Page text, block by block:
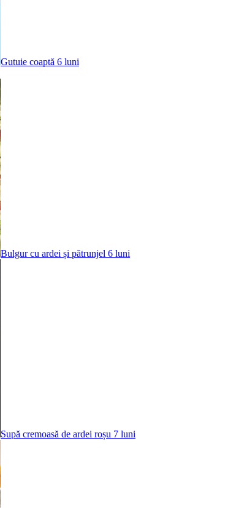
Gutuie coaptă 6 luni
Bulgur cu ardei și pătrunjel 6 luni
Supă cremoasă de ardei roșu 7 luni